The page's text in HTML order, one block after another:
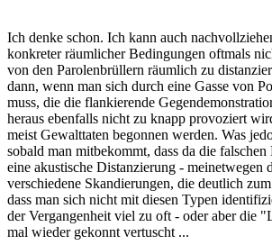
Ich denke schon. Ich kann auch
konkreter räumlicher Bedingungen oftmals
von den Parolenbrüllern räumlich zu
dann, wenn man sich durch eine Gasse von
muss, die die flankierende
heraus ebenfalls nicht zu knapp provoziert
meist Gewalttaten begonnen werden. Was
sobald man mitbekommt, dass da die
eine akustische Distanzierung - meinetwegen
verschiedene Skandierungen, die deutlich
dass man sich nicht mit diesen Typen
der Vergangenheit viel zu oft - oder aber die
mal wieder gekonnt vertuscht ...